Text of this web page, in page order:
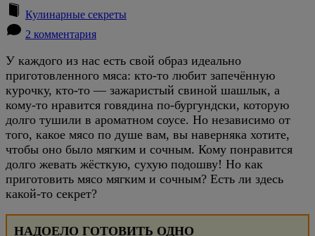
Кулинарные секреты
2 комментария
У каждого из нас есть свой образ идеально
приготовленного мяса: кто-то любит запечённую
курочку, кто-то — зажаристый свиной шашлык, а
кому-то нравится говядина по-бургундски, которую
долго тушили в ароматном соусе. Но независимо от
того, какое мясо по душе вам, вы наверняка хотите,
чтобы оно было мягким и сочным. Кому понравится
долго жевать жёсткую, сухую подошву! Но как
приготовить мясо мягким и сочным? Есть ли здесь
какой-то секрет?
НАДОЕЛО ГОТОВИТЬ ОДНО